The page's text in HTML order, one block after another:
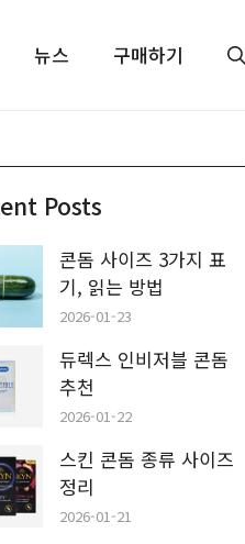
뉴스 구매하기
Posts
콘돔 사이즈 3가지 표
기, 읽는 방법
2026-01-23
듀렉스 인비저블 콘돔
추천
2026-01-22
스킨 콘돔 종류 사이즈
정리
2026-01-21